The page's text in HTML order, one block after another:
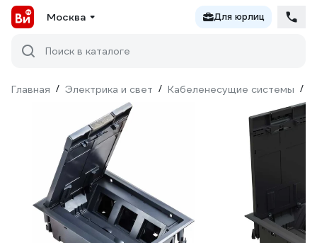
Москва Для юрлиц
Поиск в каталоге
Главная / Электрика и свет / Кабеленесущие системы /